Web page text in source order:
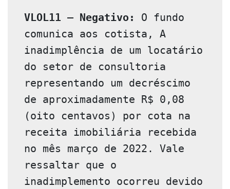
VLOL11 – Negativo:
O fundo
comunica aos cotista, A
inadimplência de um locatário
do setor de consultoria
representando um decréscimo
de aproximadamente R$ 0,08
(oito centavos) por cota na
receita imobiliária recebida
no mês março de 2022. Vale
ressaltar que o
inadimplemento ocorreu devido